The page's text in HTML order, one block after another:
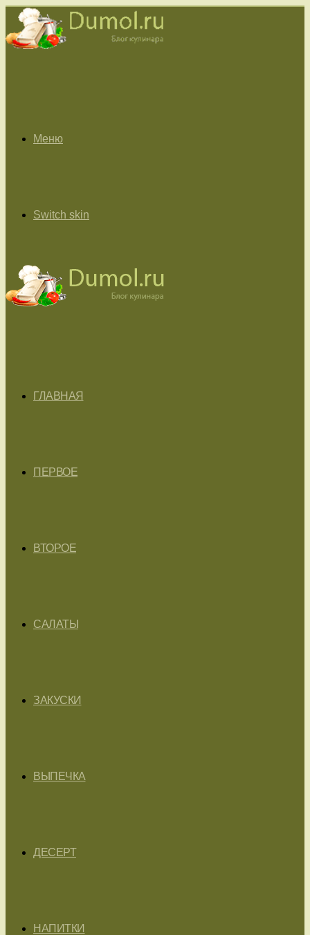
Меню
Switch skin
ГЛАВНАЯ
ПЕРВОЕ
ВТОРОЕ
САЛАТЫ
ЗАКУСКИ
ВЫПЕЧКА
ДЕСЕРТ
НАПИТКИ